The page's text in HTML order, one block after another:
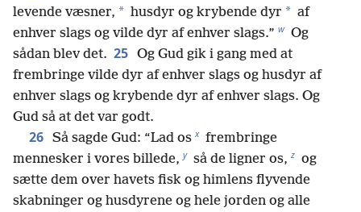
levende væsner, * husdyr og krybende dyr * af
enhver slags og vilde dyr af enhver slags.” w Og
sådan blev det. 25 Og Gud gik i gang med at
frembringe vilde dyr af enhver slags og husdyr af
enhver slags og krybende dyr af enhver slags. Og
Gud så at det var godt.
26 Så sagde Gud: “Lad os x frembringe
mennesker i vores billede, y så de ligner os, z og
sætte dem over havets fisk og himlens flyvende
skabninger og husdyrene og hele jorden og alle